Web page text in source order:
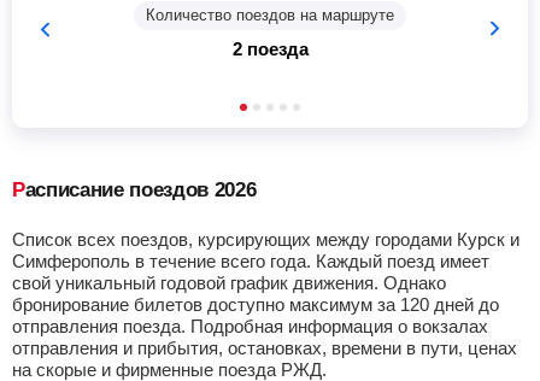
Количество поездов на маршруте
2 поезда
Расписание поездов 2026
Список всех поездов, курсирующих между городами Курск и
Симферополь в течение всего года. Каждый поезд имеет
свой уникальный годовой график движения. Однако
бронирование билетов доступно максимум за 120 дней до
отправления поезда. Подробная информация о вокзалах
отправления и прибытия, остановках, времени в пути, ценах
на скорые и фирменные поезда РЖД.